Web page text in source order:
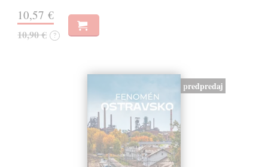
10,57 €
10,90 € ?
predpredaj